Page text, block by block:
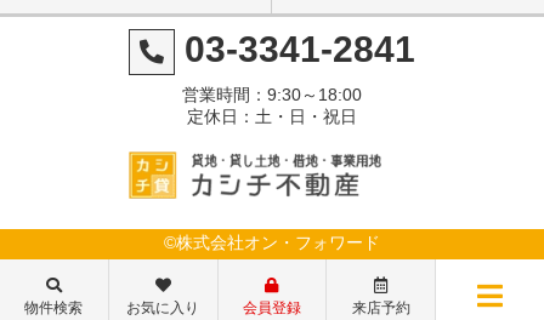
物件検索 お気に入り 会員登録 来店予約
03-3341-2841
営業時間：9:30～18:00
定休日：土・日・祝日
©株式会社オン・フォワード